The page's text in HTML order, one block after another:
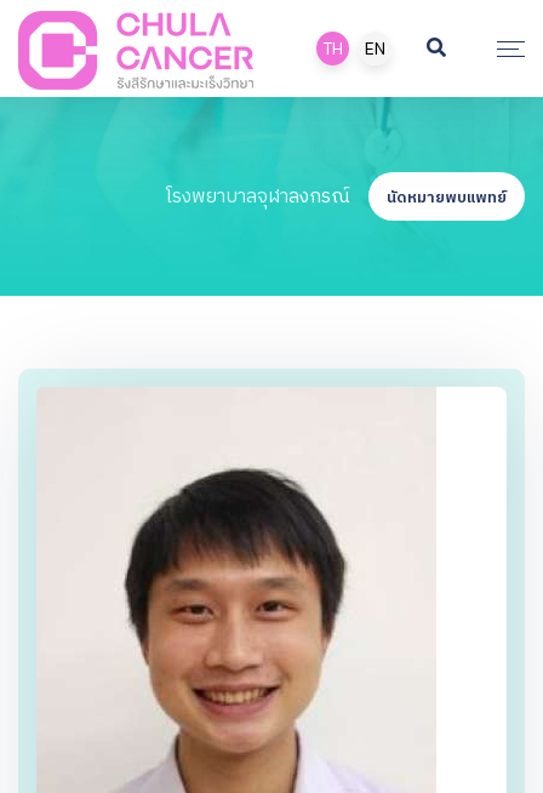
TH EN
โรงพยาบาลจุฬาลงกรณ์ นัดหมายพบแพทย์